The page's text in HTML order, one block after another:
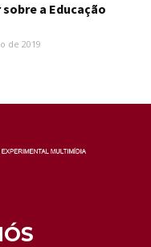
a Educação
de 2019